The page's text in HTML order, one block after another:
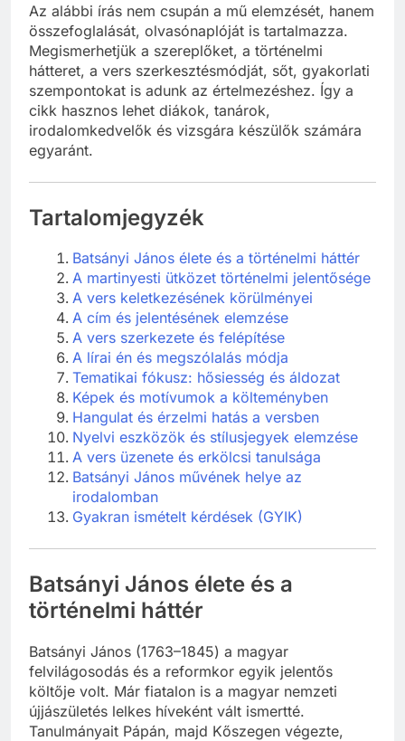
Az alábbi írás nem csupán a mű elemzését, hanem
összefoglalását, olvasónaplóját is tartalmazza.
Megismerhetjük a szereplőket, a történelmi
hátteret, a vers szerkesztésmódját, sőt, gyakorlati
szempontokat is adunk az értelmezéshez. Így a
cikk hasznos lehet diákok, tanárok,
irodalomkedvelők és vizsgára készülők számára
egyaránt.
Tartalomjegyzék
Batsányi János élete és a történelmi háttér
A martinyesti ütközet történelmi jelentősége
A vers keletkezésének körülményei
A cím és jelentésének elemzése
A vers szerkezete és felépítése
A lírai én és megszólalás módja
Tematikai fókusz: hősiesség és áldozat
Képek és motívumok a költeményben
Hangulat és érzelmi hatás a versben
Nyelvi eszközök és stílusjegyek elemzése
A vers üzenete és erkölcsi tanulsága
Batsányi János művének helye az
irodalomban
Gyakran ismételt kérdések (GYIK)
Batsányi János élete és a
történelmi háttér
Batsányi János (1763–1845) a magyar
felvilágosodás és a reformkor egyik jelentős
költője volt. Már fiatalon is a magyar nemzeti
újjászületés lelkes híveként vált ismertté.
Tanulmányait Pápán, majd Kőszegen végezte,